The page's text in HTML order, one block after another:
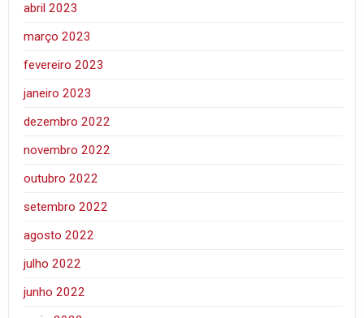
abril 2023
março 2023
fevereiro 2023
janeiro 2023
dezembro 2022
novembro 2022
outubro 2022
setembro 2022
agosto 2022
julho 2022
junho 2022